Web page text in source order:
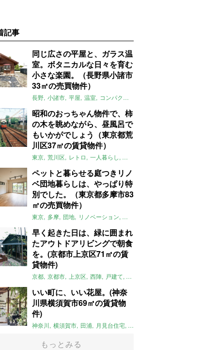
記事
同じ広さの平屋と、ガラス温
室。ボタニカルな日々を育む
小さな楽園。（長野県小諸市
33㎡の売買物件）
長野 小諸市 平屋 温室 コンパクト
昭和のおっちゃん物件で、柿
の木を眺めながら、昼風呂で
もいかがでしょう（東京都荒
川区37㎡の賃貸物件）
東京 荒川区 レトロ 一人暮らし タイル
ペットと暮らせる庭つきリノ
ベ団地暮らしは、やっぱり特
別でした。（東京都多摩市83
㎡の売買物件）
東京 多摩 団地 リノベーション 庭
早く起きた日は、緑に囲まれ
たアウトドアリビングで朝食
を。(京都市上京区71㎡の賃
貸物件)
京都 京都市 上京区 西陣 戸建て 平屋
いい町に、いい花屋。(神奈
川県横須賀市69㎡の賃貸物
件)
神奈川 横須賀市 田浦 月見台住宅 一軒家
もっとみる